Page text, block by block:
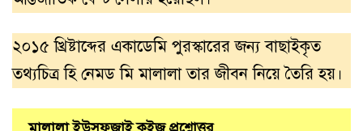
২০১৫ খ্রিষ্টাব্দের একাডেমি পুরস্কারের জন্য বাছাইকৃত
তথ্যচিত্র হি নেমড মি মালালা তার জীবন নিয়ে তৈরি হয়।